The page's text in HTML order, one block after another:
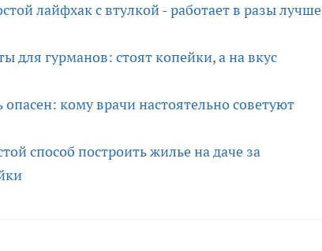
лайфхак с втулкой - работает в разы лучше
гурманов: стоят копейки, а на вкус
кому врачи настоятельно советуют
способ построить жилье на даче за